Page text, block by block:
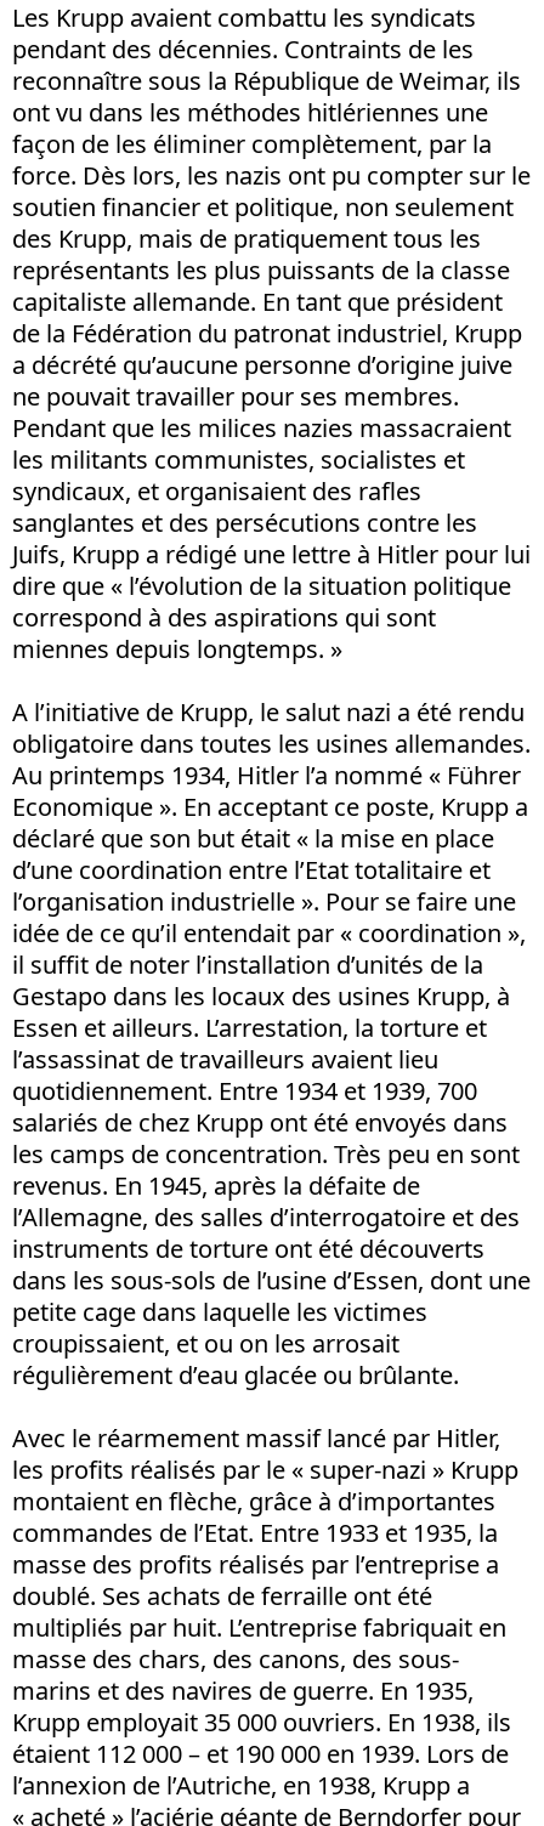
Les Krupp avaient combattu les syndicats
pendant des décennies. Contraints de les
reconnaître sous la République de Weimar, ils
ont vu dans les méthodes hitlériennes une
façon de les éliminer complètement, par la
force. Dès lors, les nazis ont pu compter sur le
soutien financier et politique, non seulement
des Krupp, mais de pratiquement tous les
représentants les plus puissants de la classe
capitaliste allemande. En tant que président
de la Fédération du patronat industriel, Krupp
a décrété qu’aucune personne d’origine juive
ne pouvait travailler pour ses membres.
Pendant que les milices nazies massacraient
les militants communistes, socialistes et
syndicaux, et organisaient des rafles
sanglantes et des persécutions contre les
Juifs, Krupp a rédigé une lettre à Hitler pour lui
dire que « l’évolution de la situation politique
correspond à des aspirations qui sont
miennes depuis longtemps. »
A l’initiative de Krupp, le salut nazi a été rendu
obligatoire dans toutes les usines allemandes.
Au printemps 1934, Hitler l’a nommé « Führer
Economique ». En acceptant ce poste, Krupp a
déclaré que son but était « la mise en place
d’une coordination entre l’Etat totalitaire et
l’organisation industrielle ». Pour se faire une
idée de ce qu’il entendait par « coordination »,
il suffit de noter l’installation d’unités de la
Gestapo dans les locaux des usines Krupp, à
Essen et ailleurs. L’arrestation, la torture et
l’assassinat de travailleurs avaient lieu
quotidiennement. Entre 1934 et 1939, 700
salariés de chez Krupp ont été envoyés dans
les camps de concentration. Très peu en sont
revenus. En 1945, après la défaite de
l’Allemagne, des salles d’interrogatoire et des
instruments de torture ont été découverts
dans les sous-sols de l’usine d’Essen, dont une
petite cage dans laquelle les victimes
croupissaient, et ou on les arrosait
régulièrement d’eau glacée ou brûlante.
Avec le réarmement massif lancé par Hitler,
les profits réalisés par le « super-nazi » Krupp
montaient en flèche, grâce à d’importantes
commandes de l’Etat. Entre 1933 et 1935, la
masse des profits réalisés par l’entreprise a
doublé. Ses achats de ferraille ont été
multipliés par huit. L’entreprise fabriquait en
masse des chars, des canons, des sous-
marins et des navires de guerre. En 1935,
Krupp employait 35 000 ouvriers. En 1938, ils
étaient 112 000 – et 190 000 en 1939. Lors de
l’annexion de l’Autriche, en 1938, Krupp a
« acheté » l’aciérie géante de Berndorfer pour